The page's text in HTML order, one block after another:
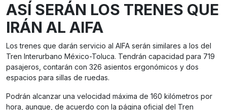
ASÍ SERÁN LOS TRENES QUE
IRÁN AL AIFA
Los trenes que darán servicio al AIFA serán similares a los del
Tren Interurbano México-Toluca. Tendrán capacidad para 719
pasajeros, contarán con 326 asientos ergonómicos y dos
espacios para sillas de ruedas.
Podrán alcanzar una velocidad máxima de 160 kilómetros por
hora, aunque, de acuerdo con la página oficial del Tren